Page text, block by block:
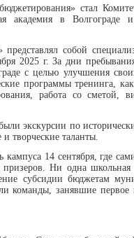
стал
академия в Волгограде
собой
2025 г. За дни
с целью улучшения
программы тренинга,
работа со сметой,
экскурсии по
творческие таланты.
14 сентября, где
призеров. Ни одна
субсидии бюджетам
команды, занявшие